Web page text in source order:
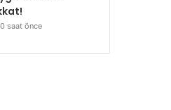
saat önce